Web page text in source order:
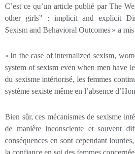
C’est ce qu’un article publié par The
other girls” : implicit and explicit
Sexism and Behavioral Outcomes » a
« In the case of internalized sexism,
system of sexism even when men have
du sexisme intériorisé, les femmes
système sexiste même en l’absence
Bien sûr, ces mécanismes de sexisme
de manière inconsciente et souvent
conséquences en sont cependant
la confiance en soi des femmes